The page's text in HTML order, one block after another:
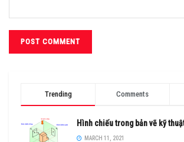
Trending Comments
Hình chiếu trong bản vẽ kỹ
MARCH 11, 2021